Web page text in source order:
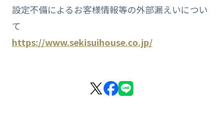
設定不備によるお客様情報等の外部漏えいについ
て
https://www.sekisuihouse.co.jp/